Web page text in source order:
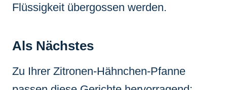
Flüssigkeit übergossen werden.
Als Nächstes
Zu Ihrer Zitronen-Hähnchen-Pfanne